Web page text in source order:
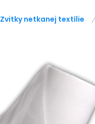
Zvitky netkanej textílie